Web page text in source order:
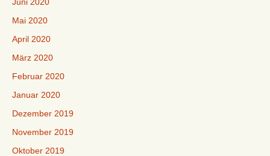
Mai 2020
April 2020
März 2020
Februar 2020
Januar 2020
Dezember 2019
November 2019
Oktober 2019